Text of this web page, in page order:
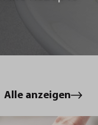
Alle anzeigen